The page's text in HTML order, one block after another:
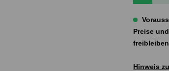
Preise
Hinweis